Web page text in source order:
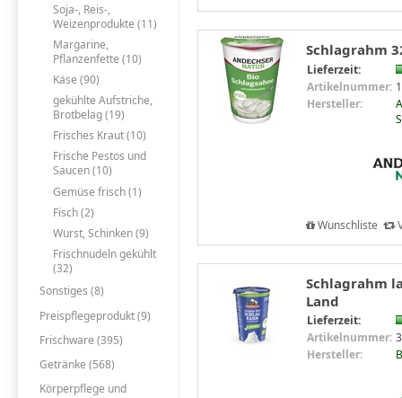
Soja-, Reis-,
Weizenprodukte (11)
Margarine,
Pflanzenfette (10)
Käse (90)
gekühlte Aufstriche,
Brotbelag (19)
Frisches Kraut (10)
Frische Pestos und
Saucen (10)
Gemüse frisch (1)
Fisch (2)
Wurst, Schinken (9)
Frischnudeln gekühlt
(32)
Sonstiges (8)
Preispflegeprodukt (9)
Frischware (395)
Getränke (568)
Körperpflege und
Schlagrahm
Lieferzeit:
Artikelnummer:
Hersteller:
Wunschliste
Schlagrahm
Land
Lieferzeit:
Artikelnummer:
Hersteller: